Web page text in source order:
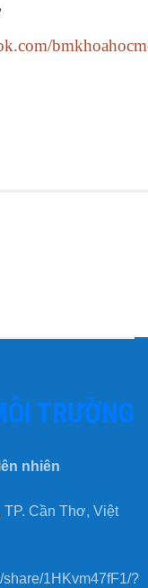
TRƯỜNG
nhiên
Cần Thơ, Việt
1HKvm47fF1/?